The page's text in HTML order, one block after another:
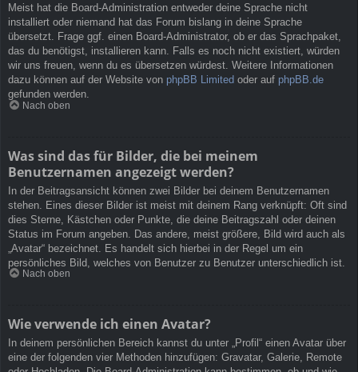
Meist hat die Board-Administration entweder deine Sprache nicht
installiert oder niemand hat das Forum bislang in deine Sprache
übersetzt. Frage ggf. einen Board-Administrator, ob er das Sprachpaket,
das du benötigst, installieren kann. Falls es noch nicht existiert, würden
wir uns freuen, wenn du es übersetzen würdest. Weitere Informationen
dazu können auf der Website von phpBB Limited oder auf phpBB.de
gefunden werden.
Nach oben
Was sind das für Bilder, die bei meinem
Benutzernamen angezeigt werden?
In der Beitragsansicht können zwei Bilder bei deinem Benutzernamen
stehen. Eines dieser Bilder ist meist mit deinem Rang verknüpft: Oft sind
dies Sterne, Kästchen oder Punkte, die deine Beitragszahl oder deinen
Status im Forum angeben. Das andere, meist größere, Bild wird auch als
„Avatar“ bezeichnet. Es handelt sich hierbei in der Regel um ein
persönliches Bild, welches von Benutzer zu Benutzer unterschiedlich ist.
Nach oben
Wie verwende ich einen Avatar?
In deinem persönlichen Bereich kannst du unter „Profil“ einen Avatar über
eine der folgenden vier Methoden hinzufügen: Gravatar, Galerie, Remote